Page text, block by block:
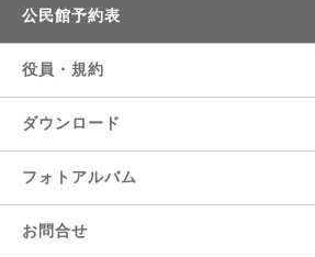
公民館予約表
役員・規約
ダウンロード
フォトアルバム
お問合せ